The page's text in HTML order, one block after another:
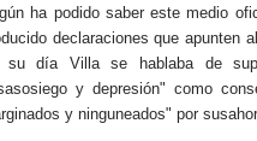
ha podido saber este medio
declaraciones que apunten
su día Villa se hablaba de
y depresión" como
y ninguneados" por